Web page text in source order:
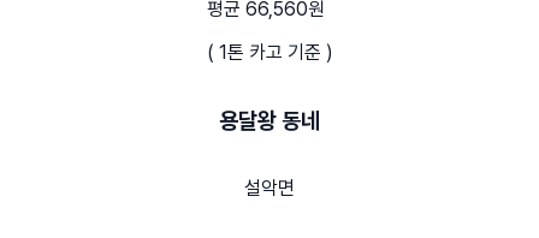
평균 66,560원
( 1톤 카고 기준 )
용달왕 동네
설악면